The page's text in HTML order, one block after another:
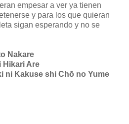
empesar a ver ya tienen
y para los que quieran
sigan esperando y no se
Nakare
Hikari Are
ni Kakuse shi Chō no Yume